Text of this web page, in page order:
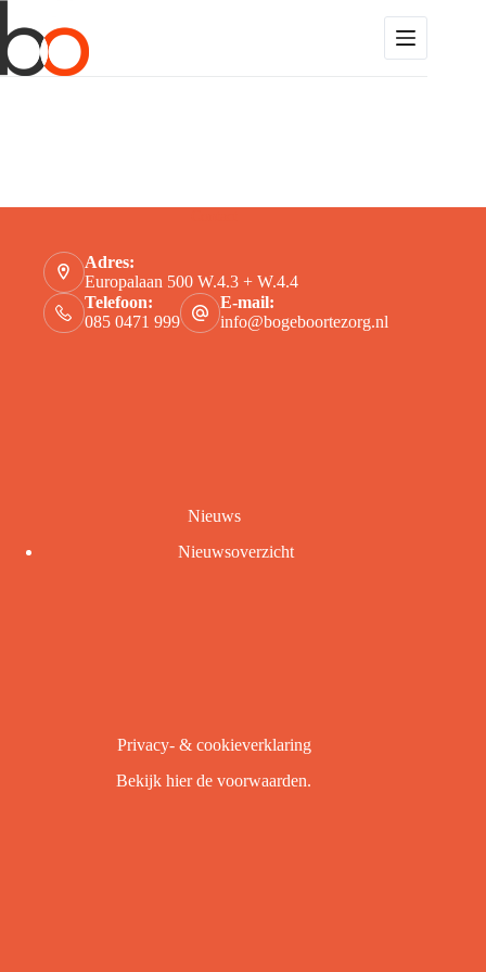
Adres:
Europalaan 500 W.4.3 + W.4.4
Telefoon:
085 0471 999
E-mail:
info@bogeboortezorg.nl
Nieuws
Nieuwsoverzicht
Privacy- & cookieverklaring
Bekijkhierde voorwaarden.